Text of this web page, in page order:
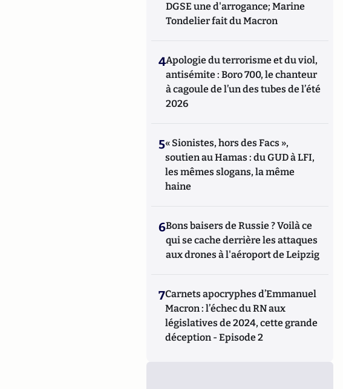
DGSE une d'arrogance; Marine
Tondelier fait du Macron
4Apologie du terrorisme et du viol,
antisémite : Boro 700, le chanteur
à cagoule de l’un des tubes de l’été
2026
5« Sionistes, hors des Facs »,
soutien au Hamas : du GUD à LFI,
les mêmes slogans, la même
haine
6Bons baisers de Russie ? Voilà ce
qui se cache derrière les attaques
aux drones à l'aéroport de Leipzig
7Carnets apocryphes d’Emmanuel
Macron : l’échec du RN aux
législatives de 2024, cette grande
déception - Episode 2